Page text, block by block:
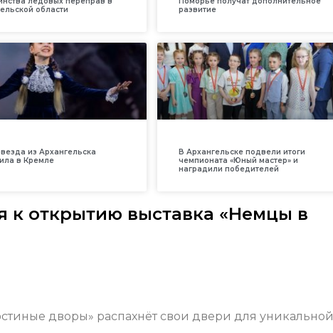
области
развитие
из Архангельска
в Кремле
В Архангельске подвели итоги
чемпионата «Юный мастер» и
наградили победителей
к открытию выставка «Немцы в
дворы» распахнёт свои двери для уникальной